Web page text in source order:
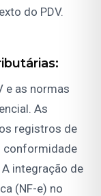
do PDV.
e as normas
As
registros de
conformidade
integração de
(NF-e) no